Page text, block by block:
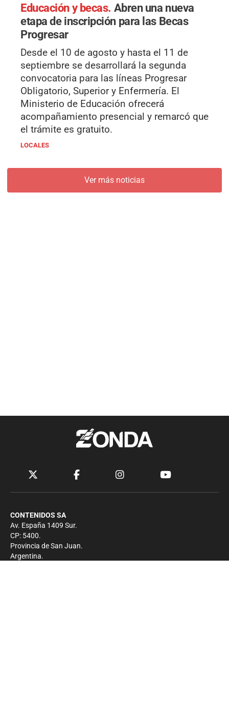
Educación y becas. Abren una nueva
etapa de inscripción para las Becas
Progresar
Desde el 10 de agosto y hasta el 11 de
septiembre se desarrollará la segunda
convocatoria para las líneas Progresar
Obligatorio, Superior y Enfermería. El
Ministerio de Educación ofrecerá
acompañamiento presencial y remarcó que
el trámite es gratuito.
LOCALES
Ver más noticias
CONTENIDOS SA
Av. España 1409 Sur.
CP: 5400.
Provincia de San Juan.
Argentina.